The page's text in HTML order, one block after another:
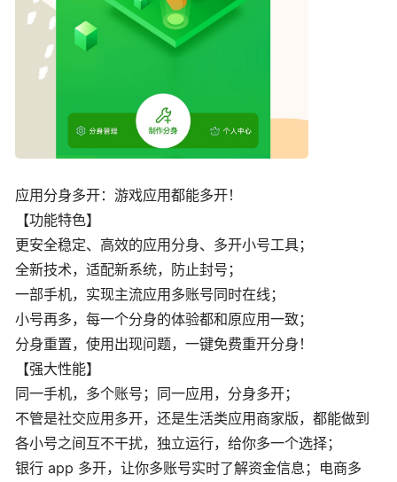
应用分身多开：游戏应用都能多开！
【功能特色】
更安全稳定、高效的应用分身、多开小号工具；
全新技术，适配新系统，防止封号；
一部手机，实现主流应用多账号同时在线；
小号再多，每一个分身的体验都和原应用一致；
分身重置，使用出现问题，一键免费重开分身！
【强大性能】
同一手机，多个账号；同一应用，分身多开；
不管是社交应用多开，还是生活类应用商家版，都能做到
各小号之间互不干扰，独立运行，给你多一个选择；
银行 app 多开，让你多账号实时了解资金信息；电商多